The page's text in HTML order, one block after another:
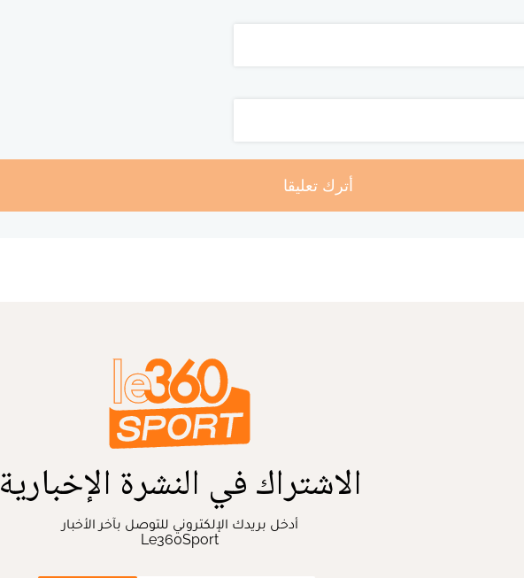
أترك تعليقا
الاشتراك في النشرة الإخبارية
أدخل بريدك الإلكتروني للتوصل بآخر الأخبار
Le360Sport